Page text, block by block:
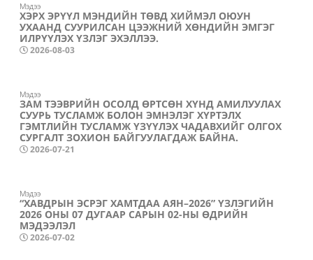
Мэдээ
ХЭРХ ЭРҮҮЛ МЭНДИЙН ТӨВД ХИЙМЭЛ ОЮУН
УХААНД СУУРИЛСАН ЦЭЭЖНИЙ ХӨНДИЙН ЭМГЭГ
ИЛРҮҮЛЭХ ҮЗЛЭГ ЭХЭЛЛЭЭ.
2026-08-03
Мэдээ
ЗАМ ТЭЭВРИЙН ОСОЛД ӨРТСӨН ХҮНД АМИЛУУЛАХ
СУУРЬ ТУСЛАМЖ БОЛОН ЭМНЭЛЭГ ХҮРТЭЛХ
ГЭМТЛИЙН ТУСЛАМЖ ҮЗҮҮЛЭХ ЧАДАВХИЙГ ОЛГОХ
СУРГАЛТ ЗОХИОН БАЙГУУЛАГДАЖ БАЙНА.
2026-07-21
Мэдээ
“ХАВДРЫН ЭСРЭГ ХАМТДАА АЯН–2026” ҮЗЛЭГИЙН
2026 ОНЫ 07 ДУГААР САРЫН 02-НЫ ӨДРИЙН
МЭДЭЭЛЭЛ
2026-07-02